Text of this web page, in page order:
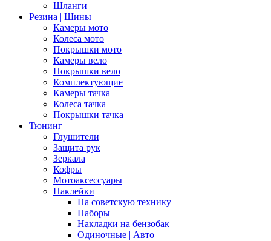
Шланги
Резина | Шины
Камеры мото
Колеса мото
Покрышки мото
Камеры вело
Покрышки вело
Комплектующие
Камеры тачка
Колеса тачка
Покрышки тачка
Тюнинг
Глушители
Защита рук
Зеркала
Кофры
Мотоаксессуары
Наклейки
На советскую технику
Наборы
Накладки на бензобак
Одиночные | Авто